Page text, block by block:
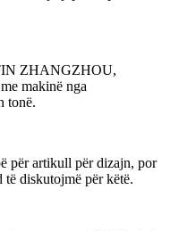
ZHANGZHOU,
makinë nga
tonë.
për artikull për dizajn, por
të diskutojmë për këtë.